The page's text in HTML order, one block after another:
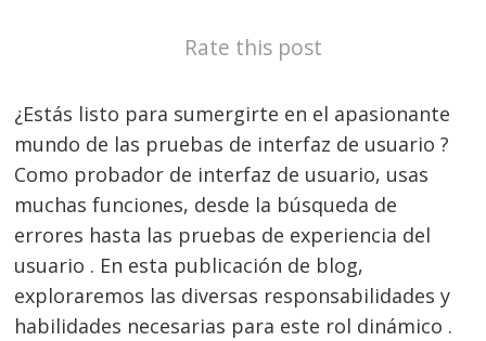
Rate this post
¿Estás listo para sumergirte en el apasionante
mundo de las pruebas de interfaz de usuario ?
Como probador de interfaz de usuario, usas
muchas funciones, desde la búsqueda de
errores hasta las pruebas de experiencia del
usuario . En esta publicación de blog,
exploraremos las diversas responsabilidades y
habilidades necesarias para este rol dinámico .